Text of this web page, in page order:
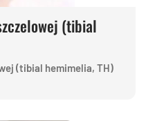
(tibial
(tibial hemimelia, TH)